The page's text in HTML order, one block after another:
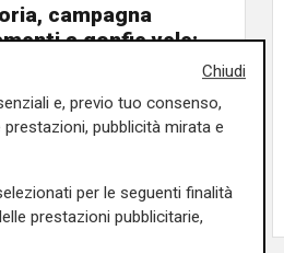
campagna
a gonfie vele:
quota 15mila rinnovi
03/08/2026
Chiudi
e, previo tuo consenso,
pubblicità mirata e
per le seguenti finalità
prestazioni pubblicitarie,